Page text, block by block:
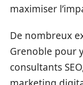
maximiser
De nombreux
Grenoble pour
consultants